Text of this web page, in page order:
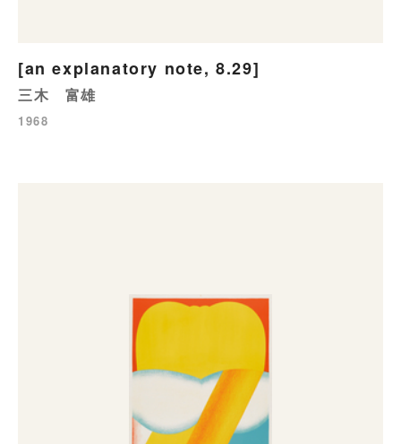
[an explanatory note, 8.29]
三木 富雄
1968